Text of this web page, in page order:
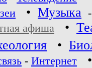
• Музыка
афиша •
•
- Интернет